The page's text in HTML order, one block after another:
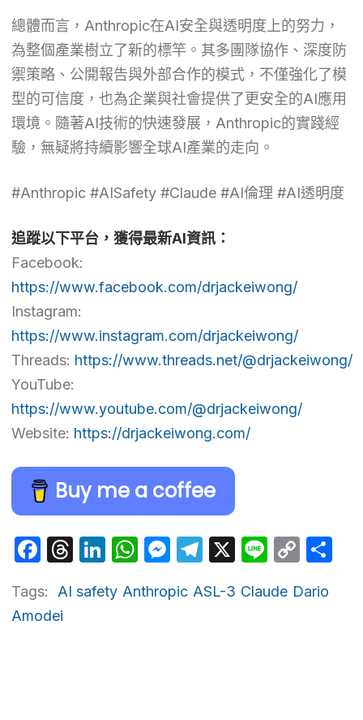
總體而言，Anthropic在AI安全與透明度上的努力，
為整個產業樹立了新的標竿。其多團隊協作、深度防
禦策略、公開報告與外部合作的模式，不僅強化了模
型的可信度，也為企業與社會提供了更安全的AI應用
環境。隨著AI技術的快速發展，Anthropic的實踐經
驗，無疑將持續影響全球AI產業的走向。
#Anthropic #AISafety #Claude #AI倫理 #AI透明度
追蹤以下平台，獲得最新AI資訊：
Facebook:
https://www.facebook.com/drjackeiwong/
Instagram:
https://www.instagram.com/drjackeiwong/
Threads: https://www.threads.net/@drjackeiwong/
YouTube:
https://www.youtube.com/@drjackeiwong/
Website: https://drjackeiwong.com/
Buy me a coffee
Facebook
Threads
LinkedIn
WhatsApp
Messenger
Telegram
X LineCopy
Tags: AI safety Anthropic ASL-3 Claude Dario
Amodei